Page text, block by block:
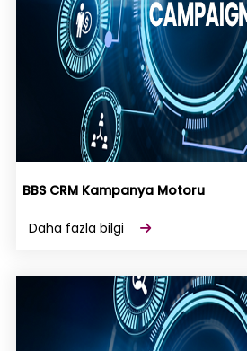
BBS CRM Kampanya Motoru
Daha fazla bilgi